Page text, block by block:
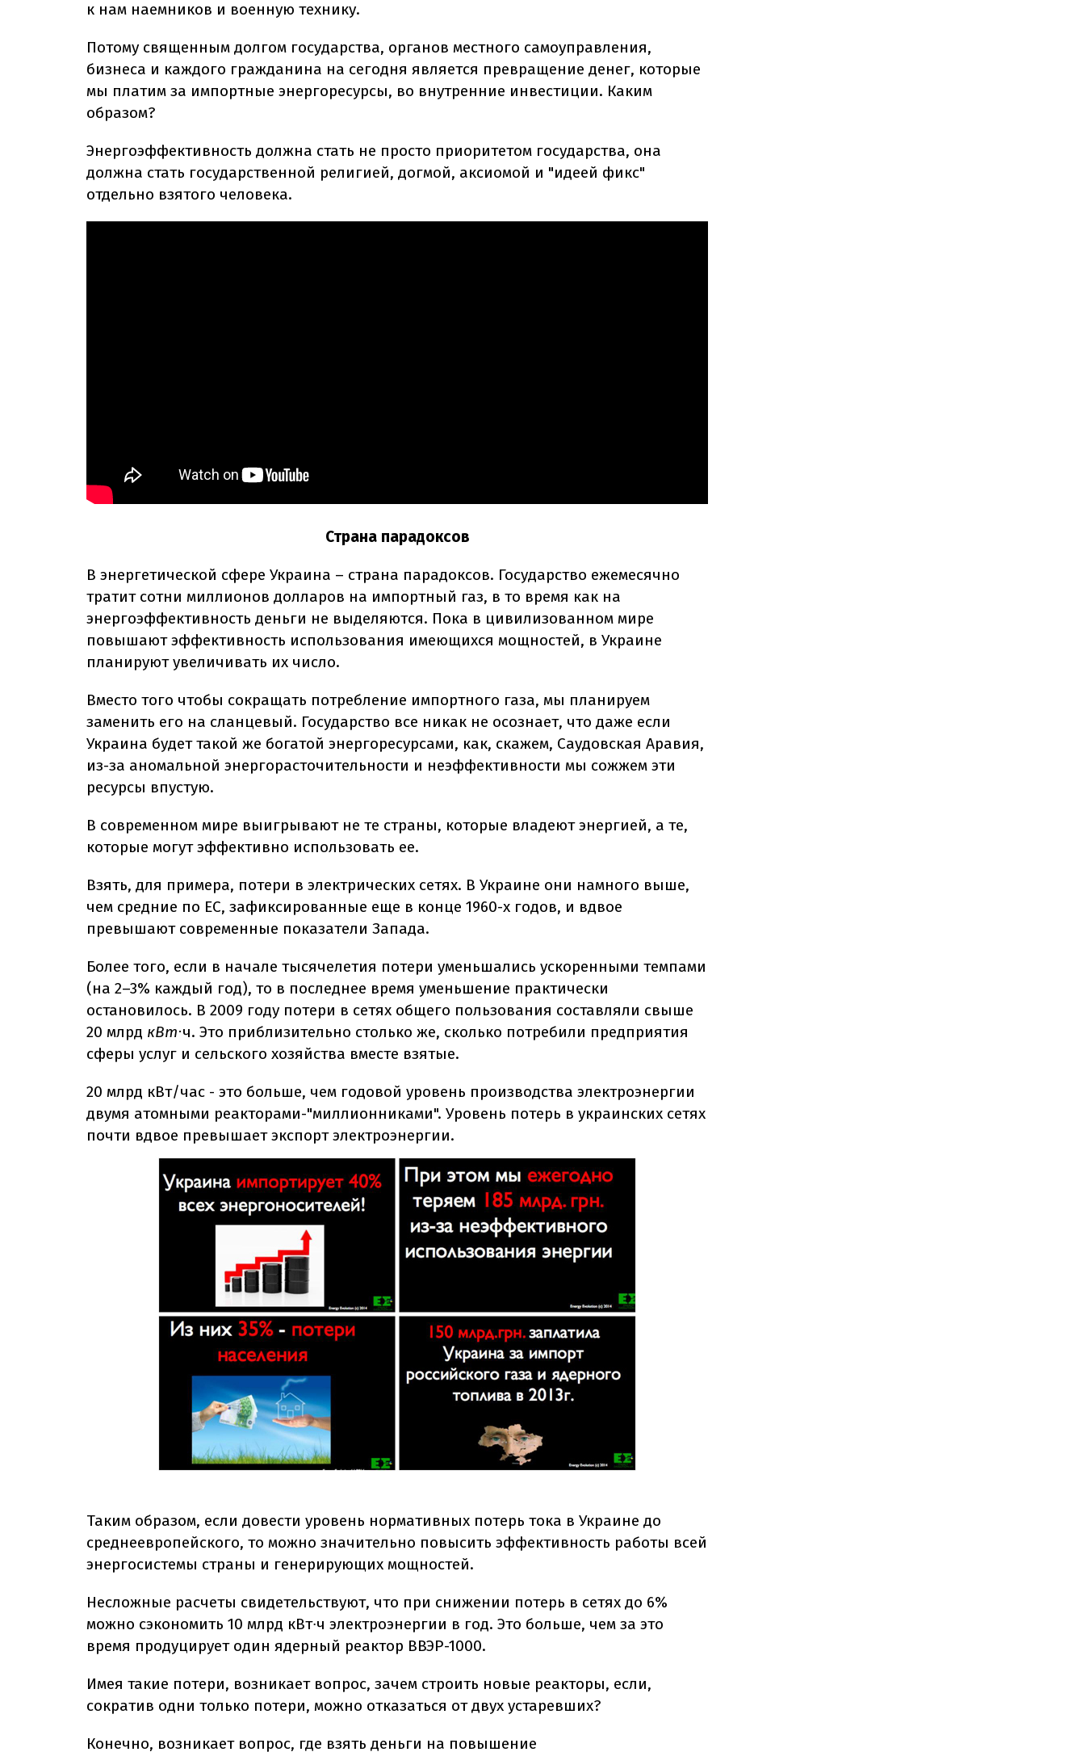
к нам наемников и военную технику.
Потому священным долгом государства, органов местного самоуправления,
бизнеса и каждого гражданина на сегодня является превращение денег, которые
мы платим за импортные энергоресурсы, во внутренние инвестиции. Каким
образом?
Энергоэффективность должна стать не просто приоритетом государства, она
должна стать государственной религией, догмой, аксиомой и "идеей фикс"
отдельно взятого человека.
Страна парадоксов
В энергетической сфере Украина – страна парадоксов. Государство ежемесячно
тратит сотни миллионов долларов на импортный газ, в то время как на
энергоэффективность деньги не выделяются. Пока в цивилизованном мире
повышают эффективность использования имеющихся мощностей, в Украине
планируют увеличивать их число.
Вместо того чтобы сокращать потребление импортного газа, мы планируем
заменить его на сланцевый. Государство все никак не осознает, что даже если
Украина будет такой же богатой энергоресурсами, как, скажем, Саудовская Аравия,
из-за аномальной энергорасточительности и неэффективности мы сожжем эти
ресурсы впустую.
В современном мире выигрывают не те страны, которые владеют энергией, а те,
которые могут эффективно использовать ее.
Взять, для примера, потери в электрических сетях. В Украине они намного выше,
чем средние по ЕС, зафиксированные еще в конце 1960-х годов, и вдвое
превышают современные показатели Запада.
Более того, если в начале тысячелетия потери уменьшались ускоренными темпами
(на 2–3% каждый год), то в последнее время уменьшение практически
остановилось. В 2009 году потери в сетях общего пользования составляли свыше
20 млрд кВт⋅ч. Это приблизительно столько же, сколько потребили предприятия
сферы услуг и сельского хозяйства вместе взятые.
20 млрд кВт/час - это больше, чем годовой уровень производства электроэнергии
двумя атомными реакторами-"миллионниками". Уровень потерь в украинских сетях
почти вдвое превышает экспорт электроэнергии.
Таким образом, если довести уровень нормативных потерь тока в Украине до
среднеевропейского, то можно значительно повысить эффективность работы всей
энергосистемы страны и генерирующих мощностей.
Несложные расчеты свидетельствуют, что при снижении потерь в сетях до 6%
можно сэкономить 10 млрд кВт∙ч электроэнергии в год. Это больше, чем за это
время продуцирует один ядерный реактор ВВЭР-1000.
Имея такие потери, возникает вопрос, зачем строить новые реакторы, если,
сократив одни только потери, можно отказаться от двух устаревших?
Конечно, возникает вопрос, где взять деньги на повышение